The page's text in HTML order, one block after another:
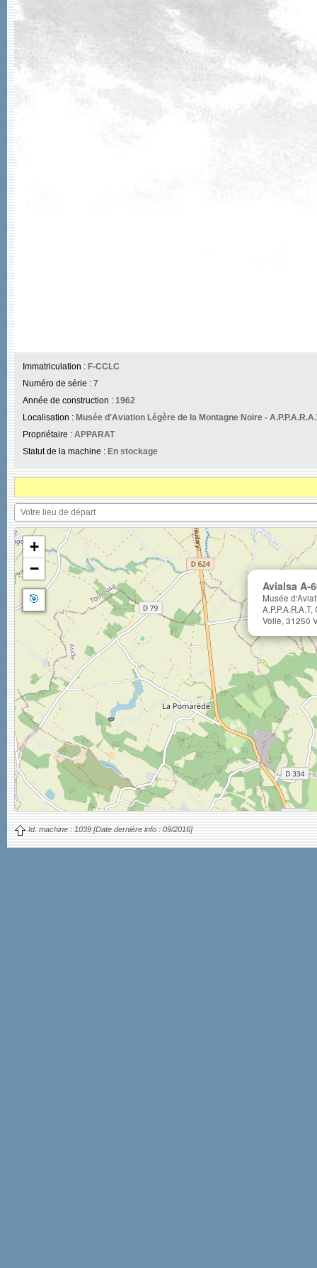
Immatriculation : F-CCLC
Numéro de série : 7
Année de construction : 1962
Localisation : Musée d'Aviation Légère de la Montagne Noire -
Propriétaire : APPARAT
Statut de la machine : En stockage
Avialsa A-
Musée
Voile, 31250
+
−
🎯
Id. machine : 1039 [Date dernière info : 09/2016]